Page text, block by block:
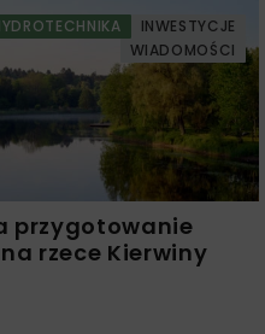
INWESTYCJE
WIADOMOŚCI
przygotowanie
rzece Kierwiny